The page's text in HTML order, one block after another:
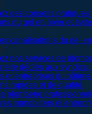
canalisations du gel
plomberie
immobiliers et